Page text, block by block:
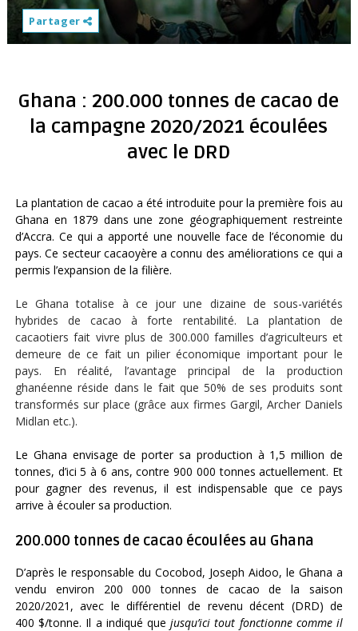
Partager
Ghana : 200.000 tonnes de cacao de
la campagne 2020/2021 écoulées
avec le DRD
La plantation de cacao a été introduite pour la première fois au
Ghana en 1879 dans une zone géographiquement restreinte
d’Accra. Ce qui a apporté une nouvelle face de l’économie du
pays. Ce secteur cacaoyère a connu des améliorations ce qui a
permis l’expansion de la filière.
Le Ghana totalise à ce jour une dizaine de sous-variétés
hybrides de cacao à forte rentabilité. La plantation de
cacaotiers fait vivre plus de 300.000 familles d’agriculteurs et
demeure de ce fait un pilier économique important pour le
pays. En réalité, l’avantage principal de la production
ghanéenne réside dans le fait que 50% de ses produits sont
transformés sur place (grâce aux firmes Gargil, Archer Daniels
Midlan etc.).
Le Ghana envisage de porter sa production à 1,5 million de
tonnes, d’ici 5 à 6 ans, contre 900 000 tonnes actuellement. Et
pour gagner des revenus, il est indispensable que ce pays
arrive à écouler sa production.
200.000 tonnes de cacao écoulées au Ghana
D’après le responsable du Cocobod, Joseph Aidoo, le Ghana a
vendu environ 200 000 tonnes de cacao de la saison
2020/2021, avec le différentiel de revenu décent (DRD) de
400 $/tonne. Il a indiqué quejusqu’ici tout fonctionne comme il